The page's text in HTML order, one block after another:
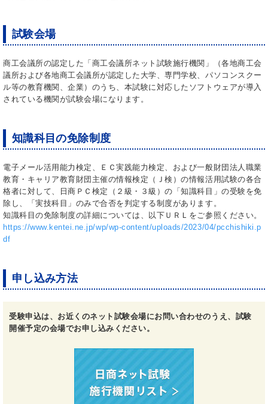
試験会場
商工会議所の認定した「商工会議所ネット試験施行機関」（各地商工会
議所および各地商工会議所が認定した大学、専門学校、パソコンスクー
ル等の教育機関、企業）のうち、本試験に対応したソフトウェアが導入
されている機関が試験会場になります。
知識科目の免除制度
電子メール活用能力検定、ＥＣ実践能力検定、および一般財団法人職業
教育・キャリア教育財団主催の情報検定（Ｊ検）の情報活用試験の各合
格者に対して、日商ＰＣ検定（２級・３級）の「知識科目」の受験を免
除し、「実技科目」のみで合否を判定する制度があります。
知識科目の免除制度の詳細については、以下ＵＲＬをご参照ください。
https://www.kentei.ne.jp/wp/wp-content/uploads/2023/04/pcchishiki.p
df
申し込み方法
受験申込は、お近くのネット試験会場にお問い合わせのうえ、試験
開催予定の会場でお申し込みください。